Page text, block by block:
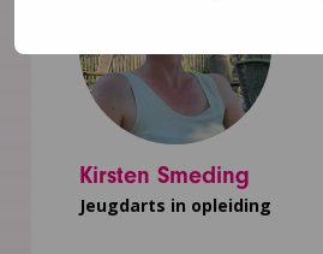
Kirsten Smeding
Jeugdarts in opleiding